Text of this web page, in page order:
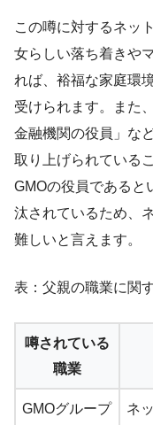
この噂に対するネッ
女らしい落ち着きや
れば、裕福な家庭環
受けられます。また
金融機関の役員」な
取り上げられている
GMOの役員であると
汰されているため、
難しいと言えます。
表：父親の職業に関
噂されている
職業
GMOグループ
ネ